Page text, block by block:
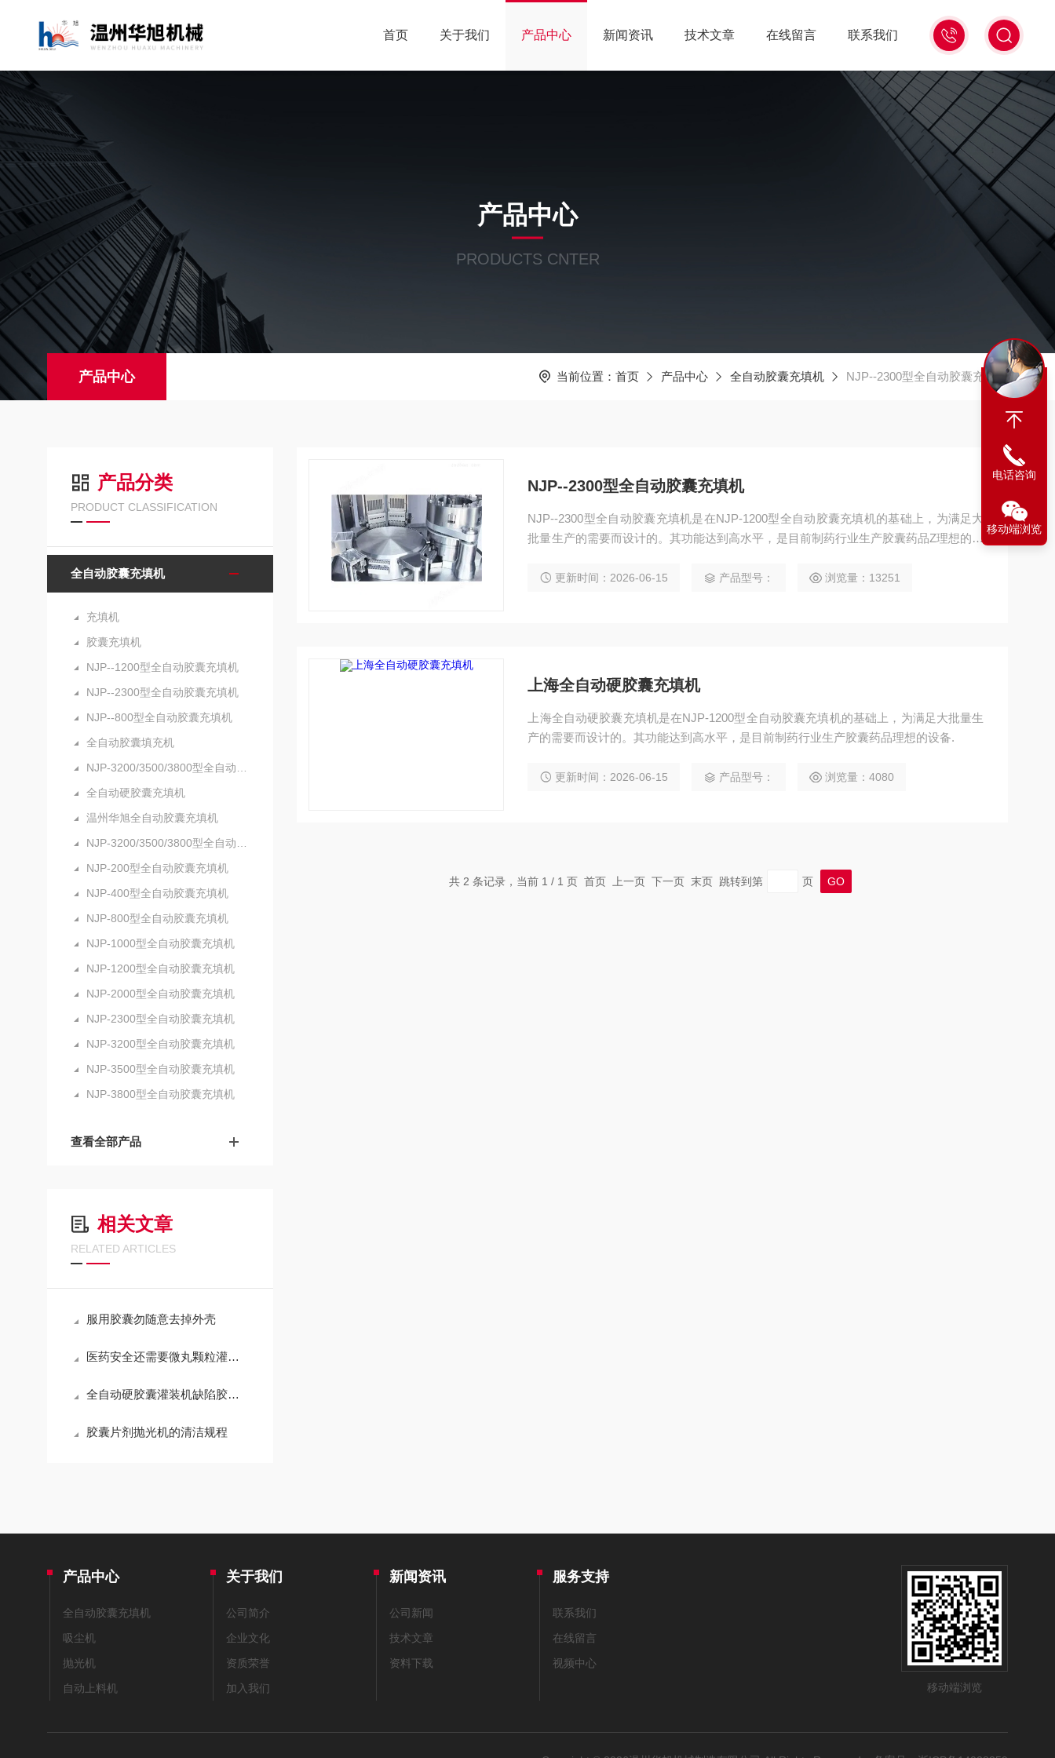
15988741816
首页 关于我们 产品中心 新闻资讯 技术文章 在线留言 联系我们
产品中心
PRODUCTS CNTER
产品中心 当前位置： 首页 产品中心 全自动胶囊充填机 NJP--2300型全自动胶囊充填机
产品分类
PRODUCT CLASSIFICATION
全自动胶囊充填机
充填机
胶囊充填机
NJP--1200型全自动胶囊充填机
NJP--2300型全自动胶囊充填机
NJP--800型全自动胶囊充填机
全自动胶囊填充机
全自动硬胶囊充填机
温州华旭全自动胶囊充填机
NJP-200型全自动胶囊充填机
NJP-400型全自动胶囊充填机
NJP-800型全自动胶囊充填机
NJP-1000型全自动胶囊充填机
NJP-1200型全自动胶囊充填机
NJP-2000型全自动胶囊充填机
NJP-2300型全自动胶囊充填机
NJP-3200型全自动胶囊充填机
NJP-3500型全自动胶囊充填机
NJP-3800型全自动胶囊充填机
查看全部产品
相关文章
RELATED ARTICLES
服用胶囊勿随意去掉外壳
医药安全还需要微丸颗粒灌装装置的卫生操作
全自动硬胶囊灌装机缺陷胶囊的拆除和调整
胶囊片剂抛光机的清洁规程
NJP--2300型全自动胶囊充填机
NJP--2300型全自动胶囊充填机是在NJP-1200型全自动胶囊充填机的基础上，为满足大
批量生产的需要而设计的。其功能达到高水平，是目前制药行业生产胶囊药品Z理想的设
更新时间：2026-06-15 产品型号： 浏览量：13251
上海全自动硬胶囊充填机
上海全自动硬胶囊充填机是在NJP-1200型全自动胶囊充填机的基础上，为满足大批量生
产的需要而设计的。其功能达到高水平，是目前制药行业生产胶囊药品理想的设备.
更新时间：2026-06-15 产品型号： 浏览量：4080
共 2 条记录，当前 1 / 1 页 首页 上一页 下一页 末页 跳转到第 页
产品中心
全自动胶囊充填机
吸尘机
抛光机
自动上料机
关于我们
公司简介
企业文化
资质荣誉
加入我们
新闻资讯
公司新闻
技术文章
资料下载
服务支持
联系我们
在线留言
视频中心
移动端浏览
电话咨询
移动端浏览